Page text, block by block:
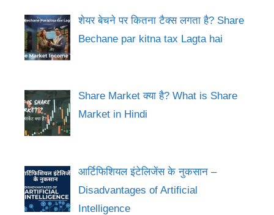
शेयर बेचने पर कितना टैक्स लगता है? Share
Bechane par kitna tax Lagta hai
Share Market क्या है? What is Share
Market in Hindi
आर्टिफिशियल इंटेलिजेंस के नुकसान –
Disadvantages of Artificial
Intelligence